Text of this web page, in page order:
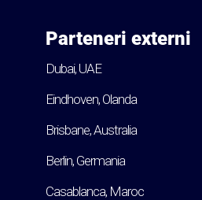
Parteneri externi
Dubai, UAE
Eindhoven, Olanda
Brisbane, Australia
Berlin, Germania
Casablanca, Maroc